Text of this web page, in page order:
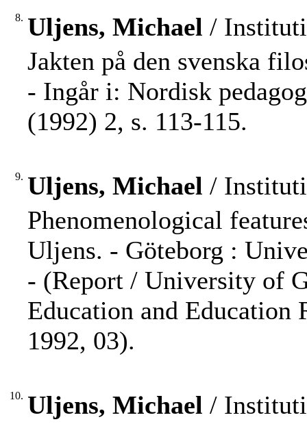
8. Uljens, Michael /
Jakten på den svenska
- Ingår i: Nordisk
(1992) 2, s. 113-115.
9. Uljens, Michael /
Phenomenological
Uljens. - Göteborg :
- (Report / University of
Education and Education
1992, 03).
10. Uljens, Michael /